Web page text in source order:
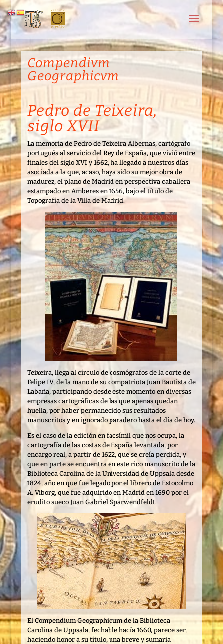
Compendivm
Geographicvm
Pedro de Teixeira,
siglo XVII
La memoria de Pedro de Teixeira Albernas, cartógrafo
portugués al servicio del Rey de España, que vivió entre
finales del siglo XVI y 1662, ha llegado a nuestros días
asociada a la que, acaso, haya sido su mejor obra de
madurez, el plano de Madrid en perspectiva caballera
estampado en Amberes en 1656, bajo el título de
Topografía de la Villa de Madrid.
Teixeira, llega al círculo de cosmógrafos de la corte de
Felipe IV, de la mano de su compatriota Juan Bautista de
Labaña, participando desde este momento en diversas
empresas cartográficas de las que apenas quedan
huella, por haber permanecido sus resultados
manuscritos y en ignorado paradero hasta el día de hoy.
Es el caso de la edición en facsímil que nos ocupa, la
cartografía de las costas de España levantada, por
encargo real, a partir de 1622, que se creía perdida, y
que en parte se encuentra en este rico manuscrito de la
Biblioteca Carolina de la Universidad de Uppsala desde
1824, año en que fue legado por el librero de Estocolmo
A. Viborg, que fue adquirido en Madrid en 1690 por el
erudito sueco Juan Gabriel Sparwendfeldt.
El Compendium Geographicum de la Biblioteca
Carolina de Uppsala, fechable hacía 1660, parece ser,
haciendo honor a su título, una breve y sumaria